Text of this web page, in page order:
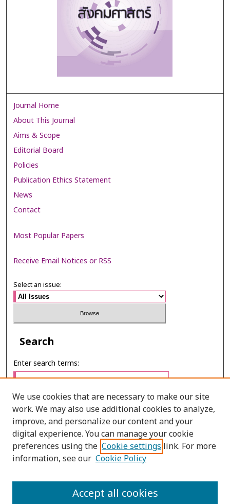
Journal Home
About This Journal
Aims & Scope
Editorial Board
Policies
Publication Ethics Statement
News
Contact
Most Popular Papers
Receive Email Notices or RSS
Select an issue:
Search
Enter search terms:
Select context to search:
Advanced Search
PRINT ISSN: 2985-1297
We use cookies that are necessary to make our site
work. We may also use additional cookies to analyze,
improve, and personalize our content and your
digital experience. You can manage your cookie
preferences using the Cookie settings link. For more
information, see our Cookie Policy
Accept all cookies